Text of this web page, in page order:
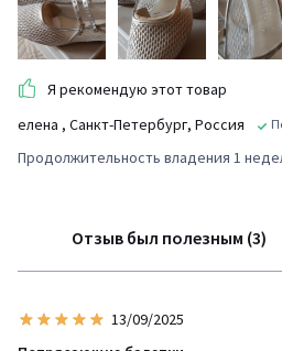
Я рекомендую этот товар
елена , Санкт-Петербург, Россия
Продолжительность владения 1
Отзыв был полезным (3)
13/09/2025